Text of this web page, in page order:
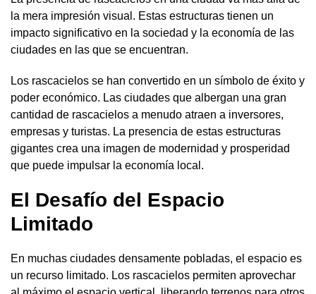
la mera impresión visual. Estas estructuras tienen un
impacto significativo en la sociedad y la economía de las
ciudades en las que se encuentran.
Los rascacielos se han convertido en un símbolo de éxito y
poder económico. Las ciudades que albergan una gran
cantidad de rascacielos a menudo atraen a inversores,
empresas y turistas. La presencia de estas estructuras
gigantes crea una imagen de modernidad y prosperidad
que puede impulsar la economía local.
El Desafío del Espacio
Limitado
En muchas ciudades densamente pobladas, el espacio es
un recurso limitado. Los rascacielos permiten aprovechar